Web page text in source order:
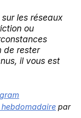
les réseaux
ou
de rester
il vous est
par